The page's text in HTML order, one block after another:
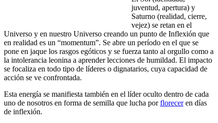
juventud, apertura) y
Saturno (realidad, cierre,
vejez) se retan en el
Universo y en nuestro Universo creando un punto de Inflexión que
en realidad es un “momentum”. Se abre un período en el que se
pone en jaque los rasgos egóticos y se fuerza tanto al orgullo como a
la intolerancia leonina a aprender lecciones de humildad. El impacto
se focaliza en todo tipo de líderes o dignatarios, cuya capacidad de
acción se ve confrontada.
Esta energía se manifiesta también en el líder oculto dentro de cada
uno de nosotros en forma de semilla que lucha porfloreceren días
de inflexión.